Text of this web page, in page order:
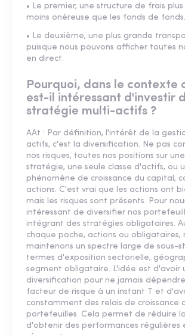
• Le premier, une structure de frais
moins onéreuse que les fonds de fonds.
• Le deuxième, une plus grande
puisque nous pouvons afficher toutes
en direct.
Pourquoi, dans le contexte
est-il intéressant d'investir
stratégie multi-actifs ?
AAt : Par définition, l'intérêt de la
actifs, c'est la diversification. Ne pas
nos risques, toutes nos positions sur
stratégie, une seule classe d'actifs, ou
phénomène de croissance du capital,
actions. C'est vrai que les actions ont
mais les risques sont présents. Pour
intéressant de diversifier nos
intégrant des stratégies obligataires.
chaque poche, actions ou obligataires,
maintenons un spectre large de sous-
termes d'exposition sectorielle,
segment obligataire. L'idée est d'avoir
diversification pour ne jamais dépendre
facteur de risque à un instant T et
constamment des relais de croissance
portefeuilles. Cela permet de réduire
d'obtenir des performances régulières